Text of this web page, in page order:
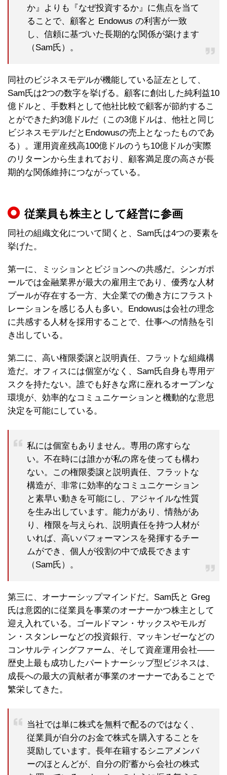
か』よりも『なぜ投資するか』に焦点を当て
ることで、顧客と Endowus の利害が一致
し、信頼に基づいた長期的な関係が築けます
（Sam氏）。
同社のビジネスモデルが機能している証左として、
Sam氏は2つの数字を挙げる。顧客に創出した純利益10
億ドルと、手数料として他社比較で顧客が節約するこ
とができた約3億ドルだ（この3億ドルは、他社と同じ
ビジネスモデルだとEndowusの売上となったものであ
る）。運用資産残高100億ドルのうち10億ドルが実際
のリターンから生まれており、顧客満足度の高さが長
期的な関係維持につながっている。
従業員も株主として経営に参画
同社の組織文化について聞くと、Sam氏は4つの要素を
挙げた。
第一に、ミッションとビジョンへの共感だ。シンガポ
ールでは金融業界が最大の雇用主であり、優秀な人材
プールが存在する一方、大企業での働き方にフラスト
レーションを感じる人も多い。Endowusは会社の理念
に共感する人材を採用することで、仕事への情熱を引
き出している。
第二に、高い権限委譲と説明責任、フラットな組織構
造だ。オフィスには個室がなく、Sam氏自身も専用デ
スクを持たない。誰でも好きな席に座れるオープンな
環境が、効率的なコミュニケーションと機動的な意思
決定を可能にしている。
私には個室もありません。専用の席すらな
い。不在時には誰かが私の席を使っても構わ
ない。この権限委譲と説明責任、フラットな
構造が、非常に効率的なコミュニケーション
と素早い動きを可能にし、アジャイルな性質
を生み出しています。能力があり、情熱があ
り、権限を与えられ、説明責任を持つ人材が
いれば、高いパフォーマンスを発揮するチー
ムができ、個人が役割の中で成長できます
（Sam氏）。
第三に、オーナーシップマインドだ。Sam氏と Greg
氏は意図的に従業員を事業のオーナーかつ株主として
迎え入れている。ゴールドマン・サックスやモルガ
ン・スタンレーなどの投資銀行、マッキンゼーなどの
コンサルティングファーム、そして資産運用会社——
歴史上最も成功したパートナーシップ型ビジネスは、
成長への最大の貢献者が事業のオーナーであることで
繁栄してきた。
当社では単に株式を無料で配るのではなく、
従業員が自分のお金で株式を購入することを
奨励しています。長年在籍するシニアメンバ
ーのほとんどが、自分の貯蓄から会社の株式